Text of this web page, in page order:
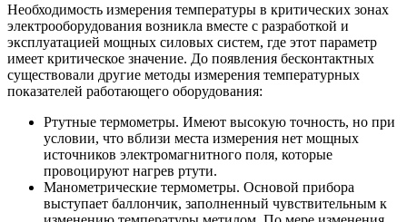
Необходимость измерения температуры в критических зонах
электрооборудования возникла вместе с разработкой и
эксплуатацией мощных силовых систем, где этот параметр
имеет критическое значение. До появления бесконтактных
существовали другие методы измерения температурных
показателей работающего оборудования:
Ртутные термометры. Имеют высокую точность, но при
условии, что вблизи места измерения нет мощных
источников электромагнитного поля, которые
провоцируют нагрев ртути.
Манометрические термометры. Основой прибора
выступает баллончик, заполненный чувствительным к